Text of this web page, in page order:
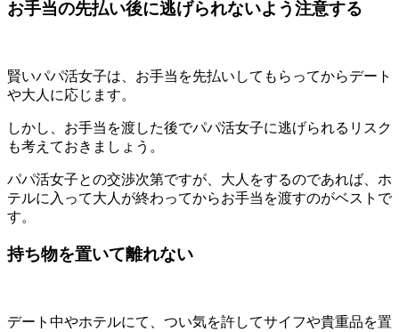
お手当の先払い後に逃げられないよう注意する
賢いパパ活女子は、お手当を先払いしてもらってからデート
や大人に応じます。
しかし、 お手当を渡した後でパパ活女子に逃げられるリスク
も考えておきましょう。
パパ活女子との交渉次第ですが、大人をするのであれば、ホ
テルに入って大人が終わってからお手当を渡すのがベストで
す。
持ち物を置いて離れない
デート中やホテルにて、つい気を許してサイフや貴重品を置